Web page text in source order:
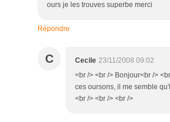
ours je les trouves superbe merci
Répondre
C Cecile 23/11/2008 09:02
<br /> <br /> Bonjour<br />
ces oursons, il me semble
<br /> <br /> <br />